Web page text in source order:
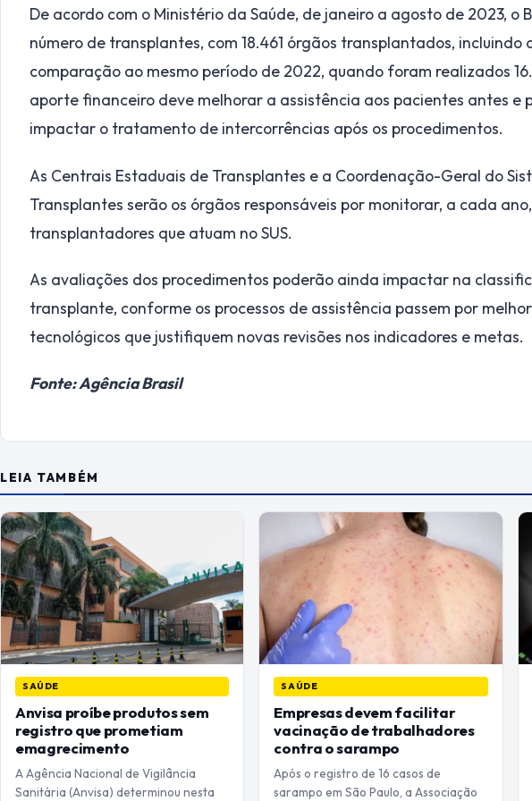
De acordo com o Ministério da Saúde, de janeiro a agosto de 2023, o
número de transplantes, com 18.461 órgãos transplantados, incluindo
comparação ao mesmo período de 2022, quando foram realizados
aporte financeiro deve melhorar a assistência aos pacientes antes e
impactar o tratamento de intercorrências após os procedimentos.
As Centrais Estaduais de Transplantes e a Coordenação-Geral do
Transplantes serão os órgãos responsáveis por monitorar, a cada
transplantadores que atuam no SUS.
As avaliações dos procedimentos poderão ainda impactar na
transplante, conforme os processos de assistência passem por
tecnológicos que justifiquem novas revisões nos indicadores e metas.
Fonte: Agência Brasil
LEIA TAMBÉM
SAÚDE
Anvisa proíbe produtos sem
registro que prometiam
emagrecimento
A Agência Nacional de Vigilância
Sanitária (Anvisa) determinou nesta
SAÚDE
Empresas devem facilitar
vacinação de trabalhadores
contra o sarampo
Após o registro de 16 casos de
sarampo em São Paulo, a Associação